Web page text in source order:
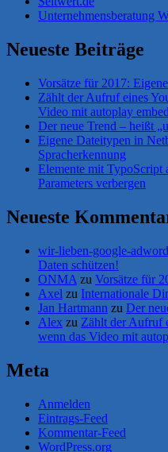
Unternehmensberatung
Neueste Beiträge
Vorsätze für 2017:
Zählt der Aufruf eines
Video mit autoplay
Der neue Trend – heißt
Eigene Dateitypen in
Spracherkennung
Elemente mit TypoScript
Parameters verbergen
Neueste
wir-lieben-google-
Daten schützen!
ONMA zu Vorsätze für
Axel zu Internationale
Jan Hartmann zu Der
Alex zu Zählt der Aufruf
wenn das Video mit
Meta
Anmelden
Eintrags-Feed
Kommentar-Feed
WordPress.org